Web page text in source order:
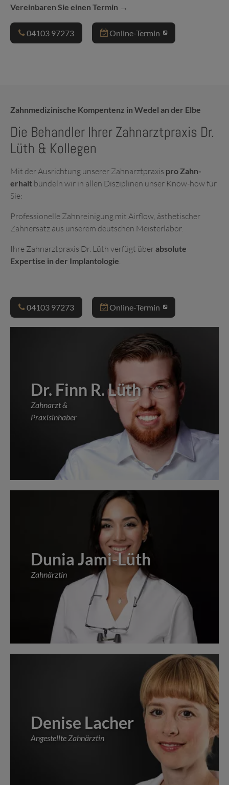
Vereinbaren Sie einen Termin
04103 97273 Online-Termin
Zahnmedizinische Kompentenz in Wedel an der Elbe
Die Behandler Ihrer Zahnarztpraxis Dr.
Lüth & Kollegen
Mit der Ausrichtung unserer Zahn­arzt­praxis pro Zahn­
erhalt bündeln wir in allen Disziplinen unser Know-how für
Sie:
Professionelle Zahn­reinigung mit Airflow, ästhetischer
Zahn­ersatz aus unserem deutschen Meister­labor.
Ihre Zahnarztpraxis Dr. Lüth verfügt überabsolute
Expertise in der Implantologie.
04103 97273 Online-Termin
Dr. Finn R. Lüth
Zahnarzt &
Praxisinhaber
Dunia Jami-Lüth
Zahnärztin
Denise Lacher
Angestellte Zahnärztin